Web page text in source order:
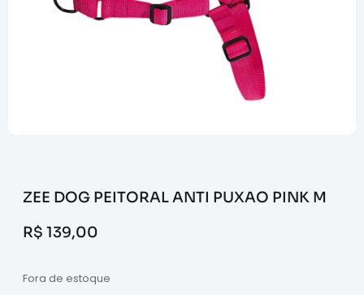
ZEE DOG PEITORAL ANTI PUXAO PINK M
R$ 139,00
Fora de estoque